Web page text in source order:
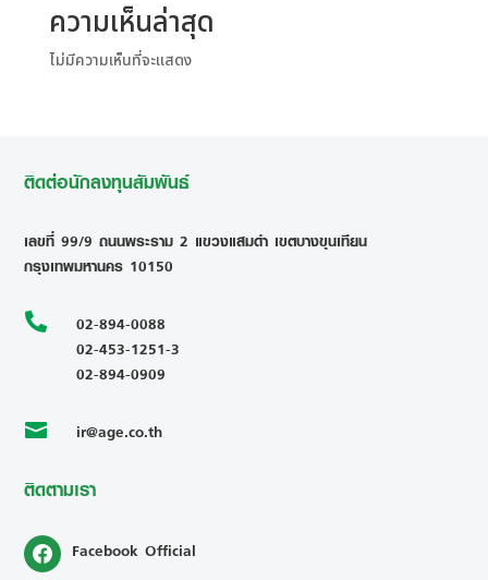
ความเห็นล่าสุด
ไม่มีความเห็นที่จะแสดง
ติดต่อนักลงทุนสัมพันธ์
เลขที่ 99/9 ถนนพระราม 2 แขวงแสมดำ เขตบางขุนเทียน
กรุงเทพมหานคร 10150

02-894-0088
02-453-1251-3
02-894-0909
 ir@age.co.th
ติดตามเรา
Facebook Official